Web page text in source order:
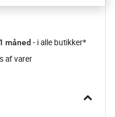
måned - i alle butikker*
af varer